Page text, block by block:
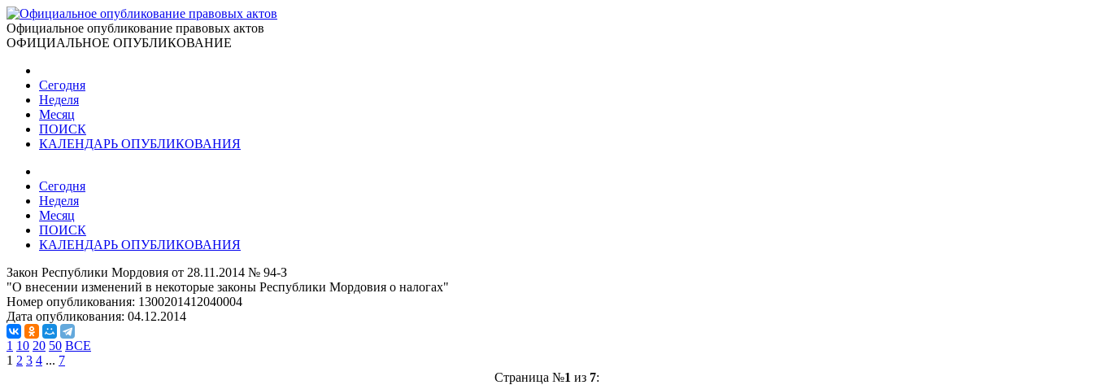
Официальное опубликование правовых актов
ОФИЦИАЛЬНОЕ ОПУБЛИКОВАНИЕ
Сегодня
Неделя
Месяц
ПОИСК
КАЛЕНДАРЬ ОПУБЛИКОВАНИЯ
Сегодня
Неделя
Месяц
ПОИСК
КАЛЕНДАРЬ ОПУБЛИКОВАНИЯ
Закон Республики Мордовия от 28.11.2014 № 94-З
"О внесении изменений в некоторые законы Республики Мордовия о налогах"
Номер опубликования: 1300201412040004
Дата опубликования: 04.12.2014
1 10 20 50 ВСЕ
1 2 3 4 ... 7
Страница №1 из 7: